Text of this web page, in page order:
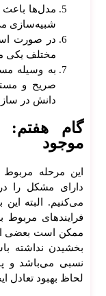
ر
مدل‌ها باعث
شبیه‌سازی
در صورت
مختلف یکی
به وسیله
صریح و
دانش در
گام هفتم:
موجود
این مرحله مربوط
دارای مشکل را
می‌کنیم. البته
فرایند‌های مربوط
ممکن است بعضی از
بخشیدن نداشته
نسبی می‌باشد و
لحاظ بهبود تعادل